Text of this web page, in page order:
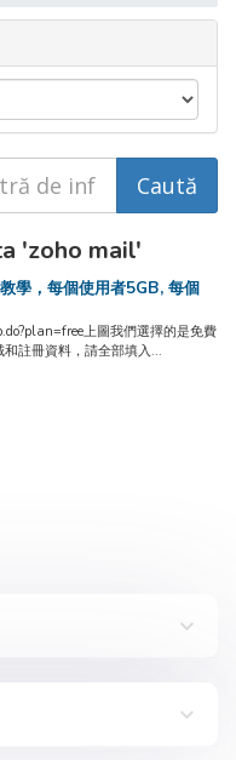
'zoho mail'
學，每個使用者5GB, 每個
上圖我們選擇的是免費
註冊資料，請全部填入...